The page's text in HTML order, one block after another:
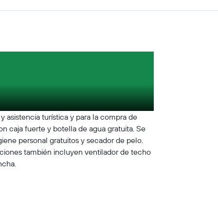
asistencia turística y para la compra de
caja fuerte y botella de agua gratuita. Se
personal gratuitos y secador de pelo.
también incluyen ventilador de techo